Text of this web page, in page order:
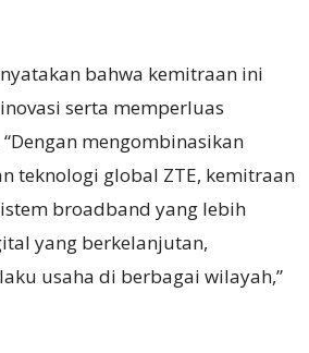
bahwa kemitraan ini
serta memperluas
mengombinasikan
teknologi global ZTE, kemitraan
broadband yang lebih
yang berkelanjutan,
usaha di berbagai wilayah,”